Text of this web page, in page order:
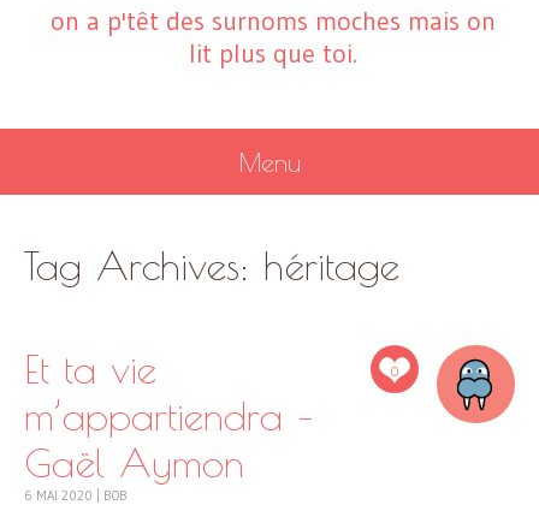
on a p'têt des surnoms moches mais on
lit plus que toi.
Menu
TO
CONTENT
Tag Archives: héritage
0
Et ta vie
m’appartiendra –
Gaël Aymon
6 MAI 2020 BOB